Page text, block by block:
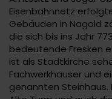
Eisenbahnnetz
Gebäuden in Nagold
die sich bis ins Jahr
bedeutende Fresken
ist als Stadtkirche
Fachwerkhäuser und
genannten Steinhaus.